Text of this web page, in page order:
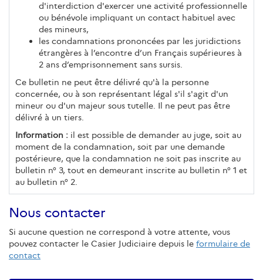
d'interdiction d'exercer une activité professionnelle
ou bénévole impliquant un contact habituel avec
des mineurs,
les condamnations prononcées par les juridictions
étrangères à l’encontre d’un Français supérieures à
2 ans d’emprisonnement sans sursis.
Ce bulletin ne peut être délivré qu'à la personne
concernée, ou à son représentant légal s'il s'agit d'un
mineur ou d'un majeur sous tutelle. Il ne peut pas être
délivré à un tiers.
Information : il est possible de demander au juge, soit au
moment de la condamnation, soit par une demande
postérieure, que la condamnation ne soit pas inscrite au
bulletin n° 3, tout en demeurant inscrite au bulletin n° 1 et
au bulletin n° 2.
Nous contacter
Si aucune question ne correspond à votre attente, vous
pouvez contacter le Casier Judiciaire depuis le formulaire de
contact